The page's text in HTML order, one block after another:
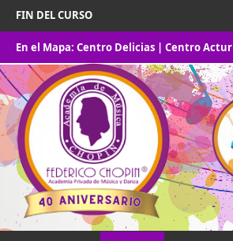
FIN DEL CURSO
En el Mapa:Centro Delicias |Centro Actur